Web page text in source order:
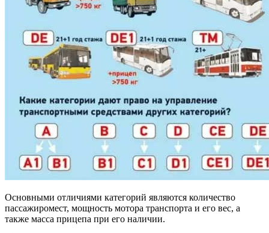
Основными отличиями категорий являются количество
пассажиромест, мощность мотора транспорта и его вес, а
также масса прицепа при его наличии.